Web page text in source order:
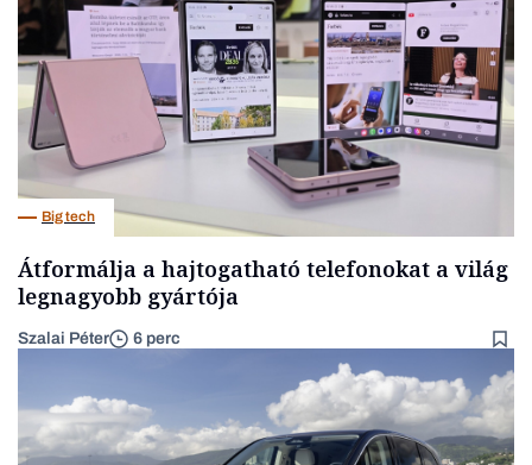
Big tech
Átformálja a hajtogatható telefonokat a világ
legnagyobb gyártója
Szalai Péter 6 perc